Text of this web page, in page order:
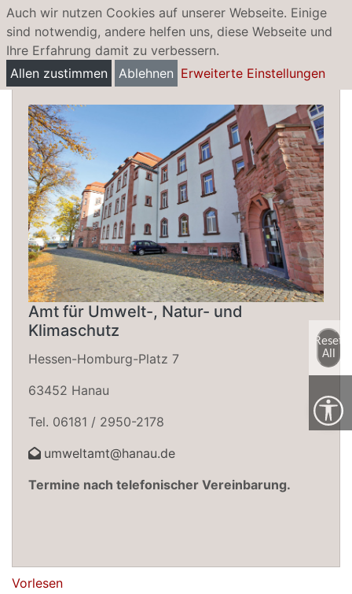
Auch wir nutzen Cookies auf unserer Webseite. Einige
sind notwendig, andere helfen uns, diese Webseite und
Ihre Erfahrung damit zu verbessern.
Allen zustimmen
Ablehnen Erweiterte Einstellungen
Wärmepumpen
Vorlesen
Amt für Umwelt-, Natur- und
Klimaschutz
Hessen-Homburg-Platz 7
63452 Hanau
Tel. 06181 / 2950-2178
umweltamt@hanau.de
Termine nach telefonischer Vereinbarung.
Reset
All